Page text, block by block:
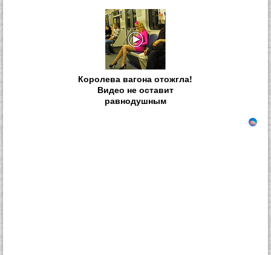
Королева вагона отожгла!
Видео не оставит
равнодушным